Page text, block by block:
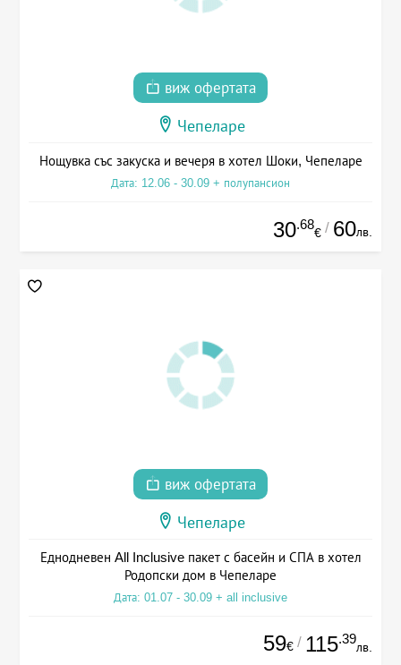
виж офертата
Чепеларе
Нощувка със закуска и вечеря в хотел Шоки, Чепеларе
Дата: 12.06 - 30.09 + полупансион
30.68
€ / 60лв.
виж офертата
Чепеларе
Еднодневен All Inclusive пакет с басейн и СПА в хотел
Родопски дом в Чепеларе
Дата: 01.07 - 30.09 + all inclusive
59€ / 115.39
лв.